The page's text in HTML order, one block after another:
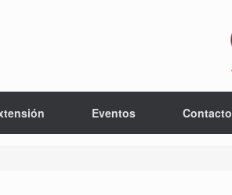
Eventos Contacto